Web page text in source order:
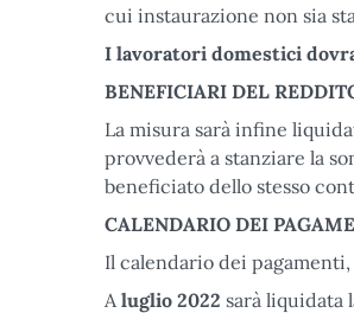
cui instaurazione non sia
I lavoratori domestici
BENEFICIARI DEL
La misura sarà infine
provvederà a stanziare la
beneficiato dello stesso
CALENDARIO DEI
Il calendario dei
Aluglio 2022 sarà liquidata